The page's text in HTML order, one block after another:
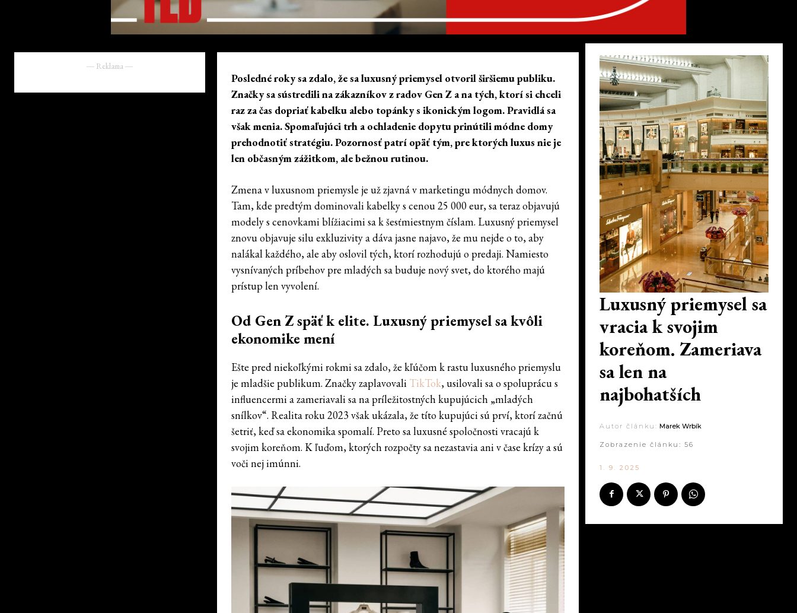
― Reklama ―
Posledné roky sa zdalo, že sa luxusný priemysel otvoril širšiemu publiku.
Značky sa sústredili na zákazníkov z radov Gen Z a na tých, ktorí si chceli
raz za čas dopriať kabelku alebo topánky s ikonickým logom. Pravidlá sa
však menia. Spomaľujúci trh a ochladenie dopytu prinútili módne domy
prehodnotiť stratégiu. Pozornosť patrí opäť tým, pre ktorých luxus nie je
len občasným zážitkom, ale bežnou rutinou.
Zmena v luxusnom priemysle je už zjavná v marketingu módnych domov.
Tam, kde predtým dominovali kabelky s cenou 25 000 eur, sa teraz objavujú
modely s cenovkami blížiacimi sa k šesťmiestnym číslam. Luxusný priemysel
znovu objavuje silu exkluzivity a dáva jasne najavo, že mu nejde o to, aby
nalákal každého, ale aby oslovil tých, ktorí rozhodujú o predaji. Namiesto
vysnívaných príbehov pre mladých sa buduje nový svet, do ktorého majú
prístup len vyvolení.
Od Gen Z späť k elite. Luxusný priemysel sa kvôli
ekonomike mení
Ešte pred niekoľkými rokmi sa zdalo, že kľúčom k rastu luxusného priemyslu
je mladšie publikum. Značky zaplavovali TikTok, usilovali sa o spoluprácu s
influencermi a zameriavali sa na príležitostných kupujúcich „mladých
snílkov“. Realita roku 2023 však ukázala, že títo kupujúci sú prví, ktorí začnú
šetriť, keď sa ekonomika spomalí. Preto sa luxusné spoločnosti vracajú k
svojim koreňom. K ľuďom, ktorých rozpočty sa nezastavia ani v čase krízy a sú
voči nej imúnni.
Luxusný priemysel sa
vracia k svojim
koreňom. Zameriava
sa len na
najbohatších
Autor článku: Marek Wrbík
Zobrazenie článku: 56
1. 9. 2025